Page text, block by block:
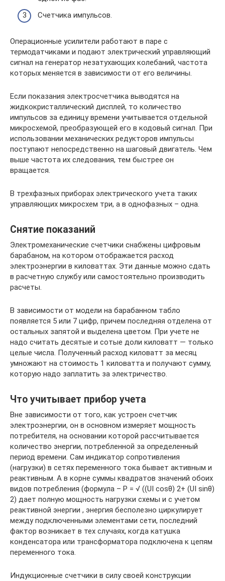
Счетчика импульсов.
Операционные усилители работают в паре с
термодатчиками и подают электрический управляющий
сигнал на генератор незатухающих колебаний, частота
которых меняется в зависимости от его величины.
Если показания электросчетчика выводятся на
жидкокристаллический дисплей, то количество
импульсов за единицу времени учитывается отдельной
микросхемой, преобразующей его в кодовый сигнал. При
использовании механических редукторов импульсы
поступают непосредственно на шаговый двигатель. Чем
выше частота их следования, тем быстрее он
вращается.
В трехфазных приборах электрического учета таких
управляющих микросхем три, а в однофазных – одна.
Снятие показаний
Электромеханические счетчики снабжены цифровым
барабаном, на котором отображается расход
электроэнергии в киловаттах. Эти данные можно сдать
в расчетную службу или самостоятельно производить
расчеты.
В зависимости от модели на барабанном табло
появляется 5 или 7 цифр, причем последняя отделена от
остальных запятой и выделена цветом. При учете не
надо считать десятые и сотые доли киловатт — только
целые числа. Полученный расход киловатт за месяц
умножают на стоимость 1 киловатта и получают сумму,
которую надо заплатить за электричество.
Что учитывает прибор учета
Вне зависимости от того, как устроен счетчик
электроэнергии, он в основном измеряет мощность
потребителя, на основании которой рассчитывается
количество энергии, потребленной за определенный
период времени. Сам индикатор сопротивления
(нагрузки) в сетях переменного тока бывает активным и
реактивным. А в корне суммы квадратов значений обоих
видов потребления (формула – P = √ ((UI cosθ) 2+ (UI sinθ)
2) дает полную мощность нагрузки схемы и с учетом
реактивной энергии , энергия бесполезно циркулирует
между подключенными элементами сети, последний
фактор возникает в тех случаях, когда катушка
конденсатора или трансформатора подключена к цепям
переменного тока.
Индукционные счетчики в силу своей конструкции